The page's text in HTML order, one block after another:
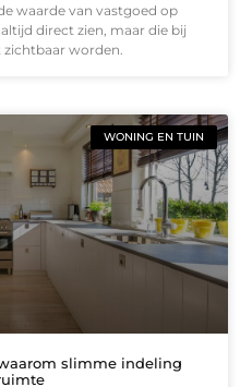
waarde van vastgoed op
direct zien, maar die bij
worden.
WONING EN TUIN
slimme indeling